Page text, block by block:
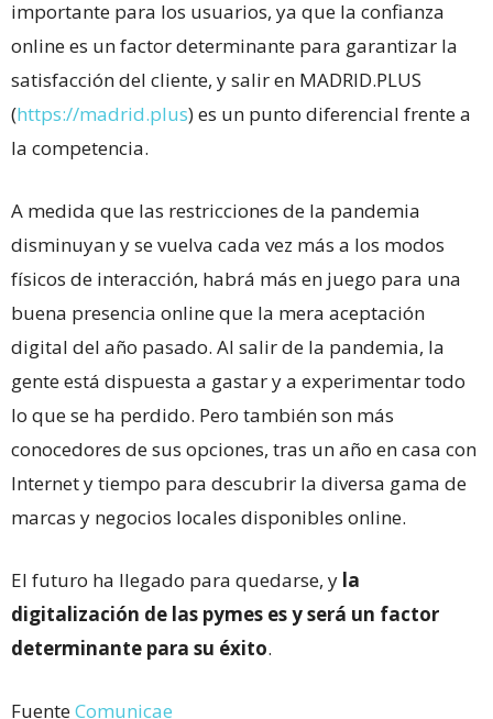
importante para los usuarios, ya que la confianza
online es un factor determinante para garantizar la
satisfacción del cliente, y salir en MADRID.PLUS
(https://madrid.plus) es un punto diferencial frente a
la competencia.
A medida que las restricciones de la pandemia
disminuyan y se vuelva cada vez más a los modos
físicos de interacción, habrá más en juego para una
buena presencia online que la mera aceptación
digital del año pasado. Al salir de la pandemia, la
gente está dispuesta a gastar y a experimentar todo
lo que se ha perdido. Pero también son más
conocedores de sus opciones, tras un año en casa con
Internet y tiempo para descubrir la diversa gama de
marcas y negocios locales disponibles online.
El futuro ha llegado para quedarse, y la
digitalización de las pymes es y será un factor
determinante para su éxito.
FuenteComunicae